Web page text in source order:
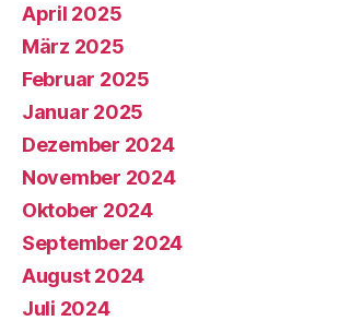
April 2025
März 2025
Februar 2025
Januar 2025
Dezember 2024
November 2024
Oktober 2024
September 2024
August 2024
Juli 2024